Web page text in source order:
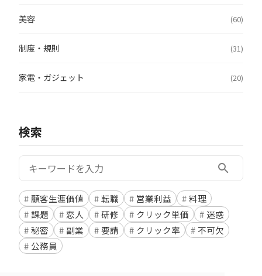
美容 (60)
制度・規則 (31)
家電・ガジェット (20)
検索
検索: search
顧客生涯価値 転職 営業利益
料理
課題
恋人 研修 クリック単価
迷惑
秘密
副業 要請 クリック率
不可欠
公務員